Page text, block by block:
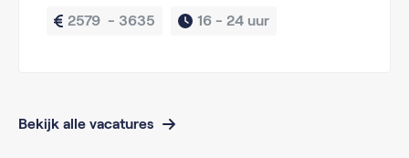
2579  - 3635 16 - 24 uur
Bekijk alle vacatures